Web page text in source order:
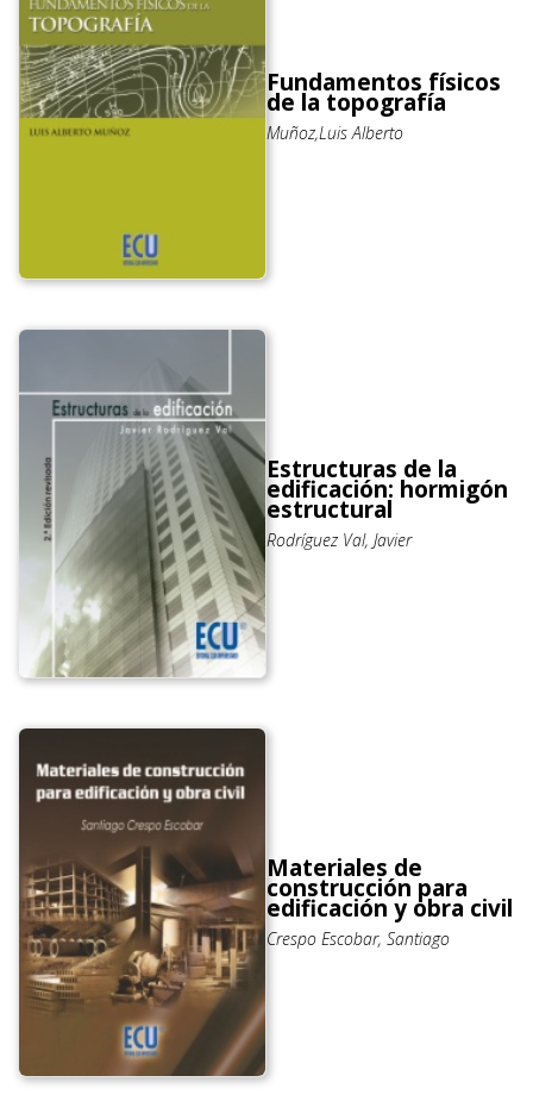
Fundamentos físicos
de la topografía
Muñoz,Luis Alberto
Estructuras de la
edificación: hormigón
estructural
Rodríguez Val, Javier
Materiales de
construcción para
edificación y obra civil
Crespo Escobar, Santiago